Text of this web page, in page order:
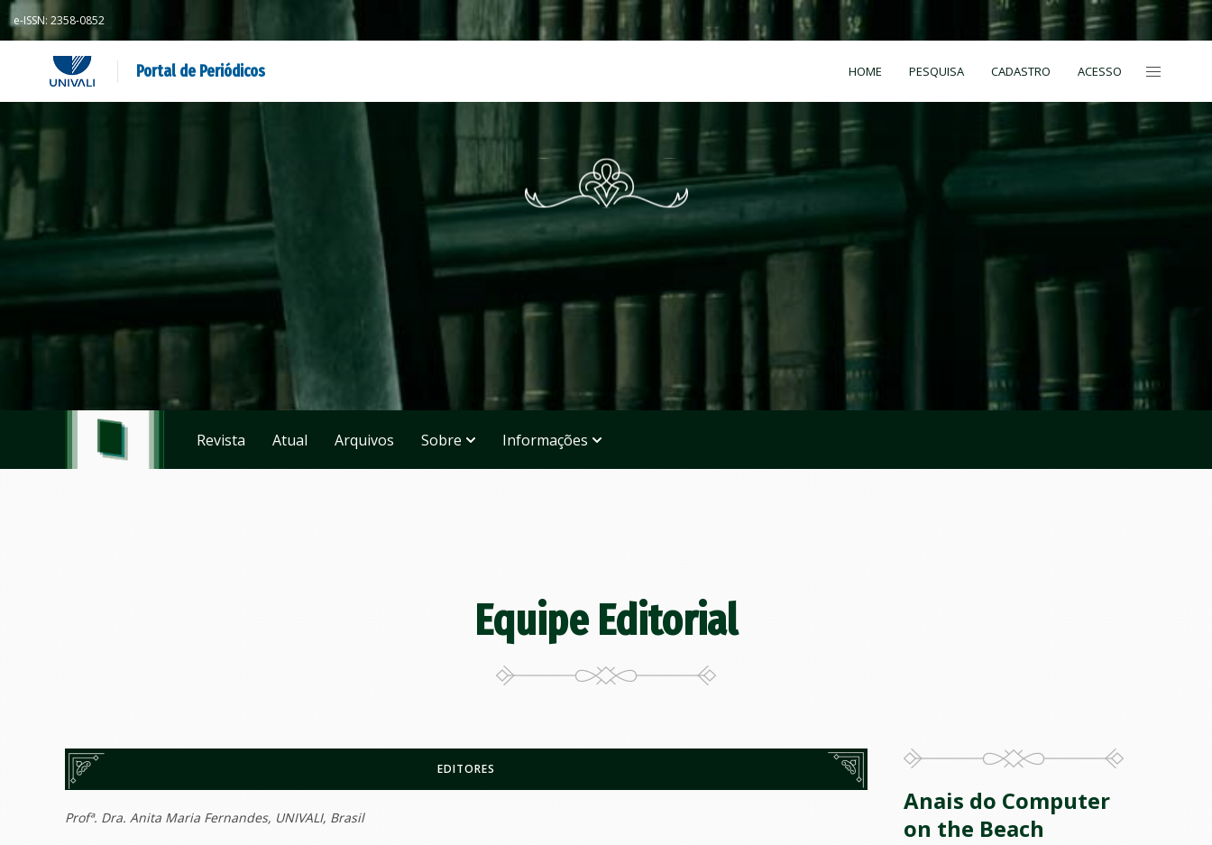
e-ISSN: 2358-0852
Portal de Periódicos HOME PESQUISA CADASTRO ACESSO
Revista Atual Arquivos Sobre Informações
Equipe Editorial
EDITORES
Profª. Dra. Anita Maria Fernandes, UNIVALI, Brasil
Anais do Computer
on the Beach